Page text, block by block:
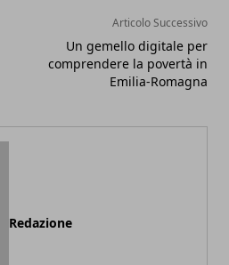
Articolo Successivo
Un gemello digitale per
comprendere la povertà in
Emilia-Romagna
Redazione